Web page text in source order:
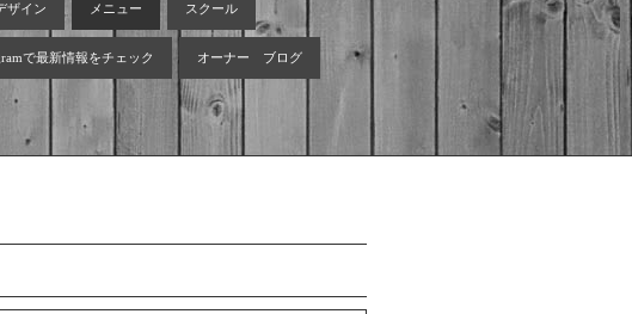
ザイン メニュー スクール
で最新情報をチェック オーナー ブログ